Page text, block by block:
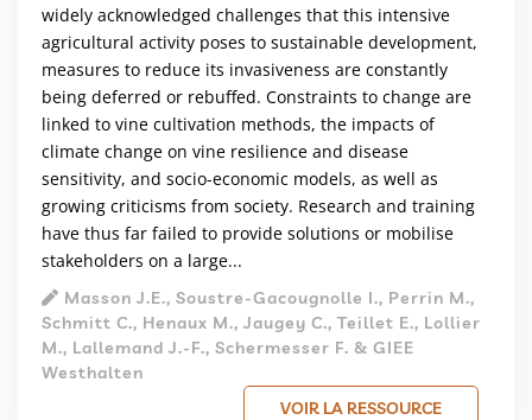
widely acknowledged challenges that this intensive
agricultural activity poses to sustainable development,
measures to reduce its invasiveness are constantly
being deferred or rebuffed. Constraints to change are
linked to vine cultivation methods, the impacts of
climate change on vine resilience and disease
sensitivity, and socio-economic models, as well as
growing criticisms from society. Research and training
have thus far failed to provide solutions or mobilise
stakeholders on a large...
Masson J.E., Soustre-Gacougnolle I., Perrin M.,
Schmitt C., Henaux M., Jaugey C., Teillet E., Lollier
M., Lallemand J.-F., Schermesser F. & GIEE
Westhalten
VOIR LA RESSOURCE